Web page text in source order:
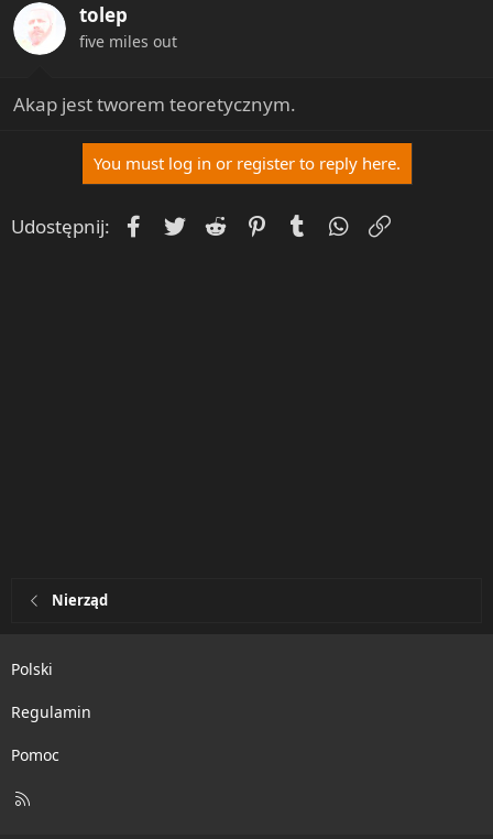
o
n
s
tolep
five miles out
Akap jest tworem teoretycznym.
You must log in or register to reply here.
Udostępnij: Facebook
Twitter Reddit PinterestTumblrWhatsApp
Nierząd
Polski
Regulamin
Pomoc
R